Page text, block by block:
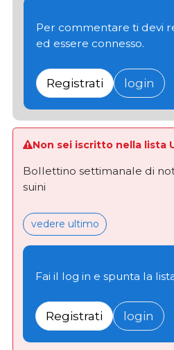
Per commentare ti devi
ed essere connesso.
Registrati login
Non sei iscritto nella lista
Bollettino settimanale di
suini
vedere ultimo
Fai il log in e spunta la
Registrati login